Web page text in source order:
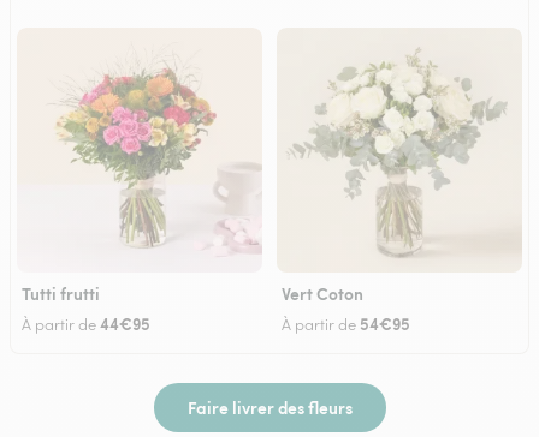
Tutti frutti
À partir de44€95
Vert Coton
À partir de 54€95
Faire livrer des fleurs